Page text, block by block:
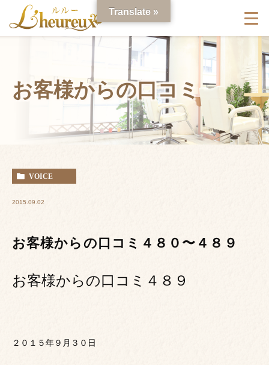
お客様からの口コミ
VOICE
2015.09.02
お客様からの口コミ４８０〜４８９
お客様からの口コミ４８９
２０１５年９月３０日
Translate »